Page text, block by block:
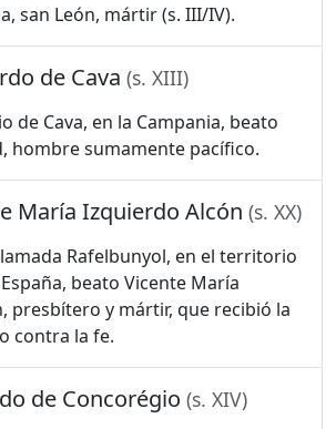
san León, mártir (s. III/IV).
de Cava (s. XIII)
de Cava, en la Campania, beato
hombre sumamente pacífico.
María Izquierdo Alcón (s. XX)
Rafelbunyol, en el territorio
beato Vicente María
presbítero y mártir, que recibió la
contra la fe.
de Concorégio (s. XIV)